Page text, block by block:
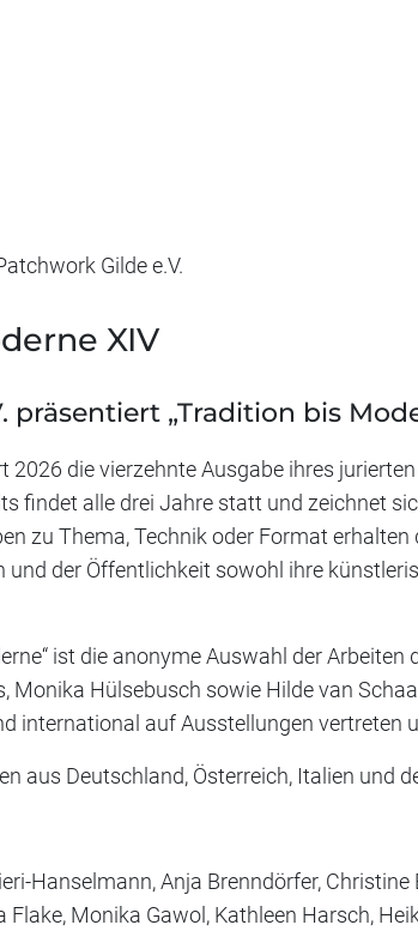
Gilde e.V.
XIV
„Tradition bis
die vierzehnte Ausgabe ihres
findet alle drei Jahre statt und zeichnet
zu Thema, Technik oder Format
der Öffentlichkeit sowohl ihre
ist die anonyme Auswahl der
Hülsebusch sowie Hilde van
international auf Ausstellungen vertreten
aus Deutschland, Österreich, Italien und
Hanselmann, Anja Brenndörfer,
Flake, Monika Gawol, Kathleen Harsch,